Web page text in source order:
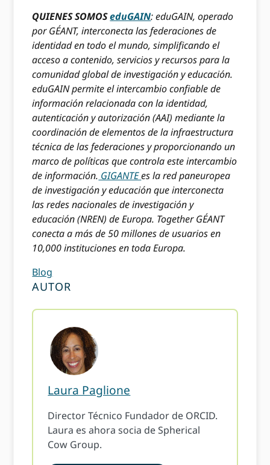
QUIENES SOMOSeduGAIN: eduGAIN, operado
por GÉANT, interconecta las federaciones de
identidad en todo el mundo, simplificando el
acceso a contenido, servicios y recursos para la
comunidad global de investigación y educación.
eduGAIN permite el intercambio confiable de
información relacionada con la identidad,
autenticación y autorización (AAI) mediante la
coordinación de elementos de la infraestructura
técnica de las federaciones y proporcionando un
marco de políticas que controla este intercambio
de información. GIGANTEes la red paneuropea
de investigación y educación que interconecta
las redes nacionales de investigación y
educación (NREN) de Europa. Together GÉANT
conecta a más de 50 millones de usuarios en
10,000 instituciones en toda Europa.
Blog
AUTOR
Laura Paglione
Director Técnico Fundador de ORCID.
Laura es ahora socia de Spherical
Cow Group.